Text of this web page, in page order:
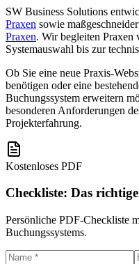
SW Business Solutions
Praxen sowie
Praxen. Wir begleiten Praxen
Systemauswahl bis zur
Ob Sie eine neue Praxis-
benötigen oder eine
Buchungssystem erweitern
besonderen Anforderungen
Projekterfahrung.
Kostenloses PDF
Checkliste: Das
Persönliche PDF-Checkliste
Buchungssystems.